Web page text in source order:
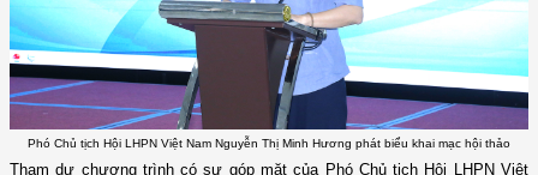
Phó Chủ tịch Hội LHPN Việt Nam Nguyễn Thị Minh Hương phát biểu khai mạc hội thảo
Tham dự chương trình có sự góp mặt của Phó Chủ tịch Hội LHPN Việt